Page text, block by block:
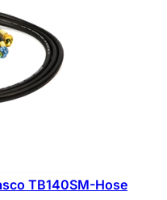
TB140SM-Hose